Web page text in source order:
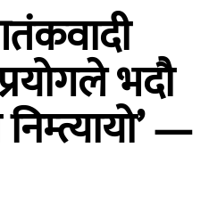
भदौ
—